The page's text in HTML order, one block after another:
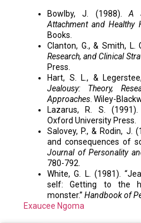
Bowlby, J. (1988).A
Attachment and Healthy
Books.
Clanton, G., & Smith, L.
Research, and Clinical
Press.
Hart, S. L., &
Jealousy: Theory,
Approaches. Wiley-
Lazarus, R. S.
Oxford University Press.
Salovey, P., & Rodin, J.
and consequences of
Journal of Personality
780-792.
White, G. L. (1981).
self: Getting to the
monster.” Handbook of
Exaucee Ngoma